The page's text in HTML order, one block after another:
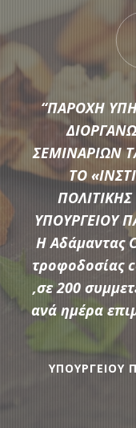
Μια μεγάλη
αγοράς
Αδάμαντας
“ΠΑΡΟΧΗ
ΣΕΜΙΝΑΡΙΩΝ
ΤΟ
ΥΠΟΥΡΓΕΙΟΥ
Η Αδάμαντας
τροφοδοσίας
,σε 200
ανά ημέρα
ΥΠΟΥΡΓΕΙΟΥ